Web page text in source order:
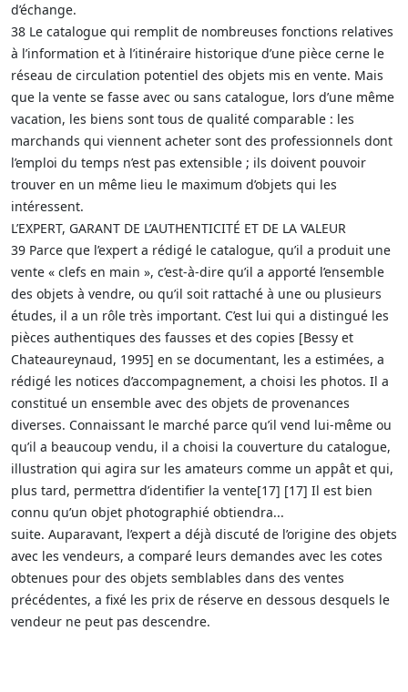
d’échange.
38 Le catalogue qui remplit de nombreuses fonctions relatives
à l’information et à l’itinéraire historique d’une pièce cerne le
réseau de circulation potentiel des objets mis en vente. Mais
que la vente se fasse avec ou sans catalogue, lors d’une même
vacation, les biens sont tous de qualité comparable : les
marchands qui viennent acheter sont des professionnels dont
l’emploi du temps n’est pas extensible ; ils doivent pouvoir
trouver en un même lieu le maximum d’objets qui les
intéressent.
L’EXPERT, GARANT DE L’AUTHENTICITÉ ET DE LA VALEUR
39 Parce que l’expert a rédigé le catalogue, qu’il a produit une
vente « clefs en main », c’est-à-dire qu’il a apporté l’ensemble
des objets à vendre, ou qu’il soit rattaché à une ou plusieurs
études, il a un rôle très important. C’est lui qui a distingué les
pièces authentiques des fausses et des copies [Bessy et
Chateaureynaud, 1995] en se documentant, les a estimées, a
rédigé les notices d’accompagnement, a choisi les photos. Il a
constitué un ensemble avec des objets de provenances
diverses. Connaissant le marché parce qu’il vend lui-même ou
qu’il a beaucoup vendu, il a choisi la couverture du catalogue,
illustration qui agira sur les amateurs comme un appât et qui,
plus tard, permettra d’identifier la vente[17] [17] Il est bien
connu qu’un objet photographié obtiendra...
suite. Auparavant, l’expert a déjà discuté de l’origine des objets
avec les vendeurs, a comparé leurs demandes avec les cotes
obtenues pour des objets semblables dans des ventes
précédentes, a fixé les prix de réserve en dessous desquels le
vendeur ne peut pas descendre.